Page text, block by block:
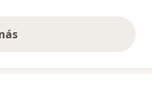
anteriores